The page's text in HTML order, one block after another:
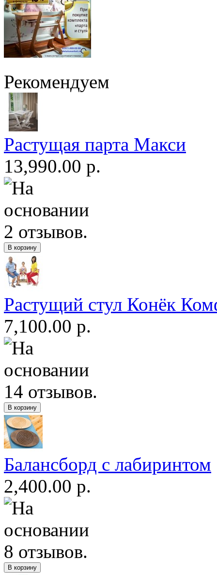
Рекомендуем
Растущая парта Макси
13,990.00 р.
Растущий стул Конёк
7,100.00 р.
Балансборд с лабиринтом
2,400.00 р.